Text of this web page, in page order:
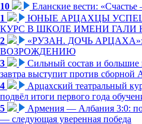
10
Еланские вести:
1
ЮНЫЕ АРЦАХЦЫ
КУРС В ШКОЛЕ ИМЕНИ ГАЛИ
2
«РУЗАН. ДОЧЬ
ВОЗРОЖДЕНИЮ
3
Сильный состав и
завтра выступит против сборной
4
Арцахский театральный
подвёл итоги первого года
5
Армения — Албания 3:0:
— следующая уверенная победа